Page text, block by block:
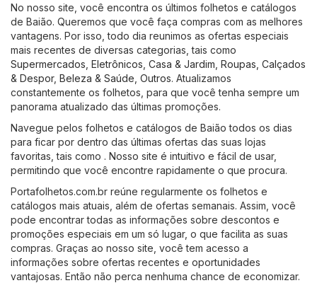
No nosso site, você encontra os últimos folhetos e catálogos
de Baião. Queremos que você faça compras com as melhores
vantagens. Por isso, todo dia reunimos as ofertas especiais
mais recentes de diversas categorias, tais como
Supermercados Eletrônicos Casa & Jardim Roupas, Calçados
& Despor, Beleza & Saúde Outros. Atualizamos
constantemente os folhetos, para que você tenha sempre um
panorama atualizado das últimas promoções.
Navegue pelos folhetos e catálogos de Baião todos os dias
para ficar por dentro das últimas ofertas das suas lojas
favoritas, tais como . Nosso site é intuitivo e fácil de usar,
permitindo que você encontre rapidamente o que procura.
Portafolhetos.com.br reúne regularmente os folhetos e
catálogos mais atuais, além de ofertas semanais. Assim, você
pode encontrar todas as informações sobre descontos e
promoções especiais em um só lugar, o que facilita as suas
compras. Graças ao nosso site, você tem acesso a
informações sobre ofertas recentes e oportunidades
vantajosas. Então não perca nenhuma chance de economizar.